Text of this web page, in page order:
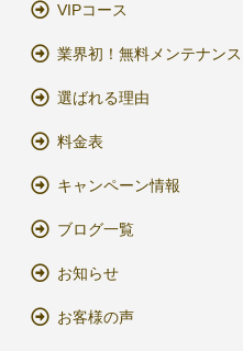
VIPコース
業界初！無料メンテナンス
選ばれる理由
料金表
キャンペーン情報
ブログ一覧
お知らせ
お客様の声